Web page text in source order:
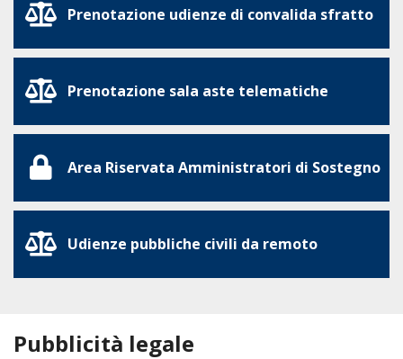
Prenotazione udienze di convalida sfratto
Prenotazione sala aste telematiche
Area Riservata Amministratori di Sostegno
Udienze pubbliche civili da remoto
Pubblicità legale